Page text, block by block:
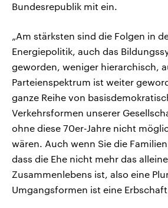
Bundesrepublik mit ein.
„Am stärksten sind die Folgen in
Energiepolitik, auch das
geworden, weniger hierarchisch,
Parteienspektrum ist weiter
ganze Reihe von
Verkehrsformen unserer
ohne diese 70er-Jahre nicht
wären. Auch wenn Sie die
dass die Ehe nicht mehr das
Zusammenlebens ist, also eine
Umgangsformen ist eine Erbschaft